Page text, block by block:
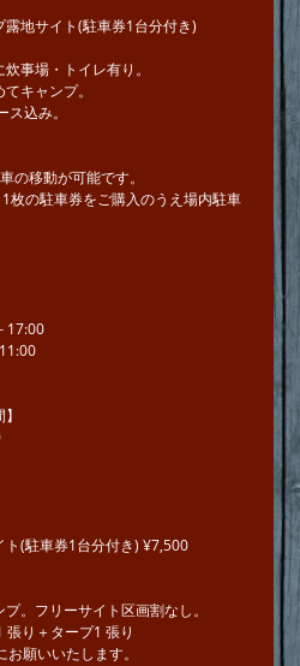
地サイト(駐車券1台分付き)
事場・トイレ有り。
キャンプ。
込み。
の移動が可能です。
枚の駐⾞券をご購入のうえ場内駐⾞
17:00
(駐車券1台分付き) ¥7,500
。フリーサイト区画割なし。
張り＋タープ1 張り
願いいたします。​​​​​​​